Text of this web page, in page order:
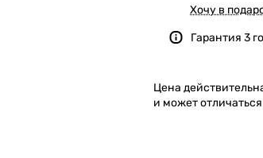
Хочу в
Гарантия 3
Цена
и может